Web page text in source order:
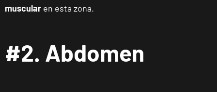
muscular en esta zona.
#2. Abdomen